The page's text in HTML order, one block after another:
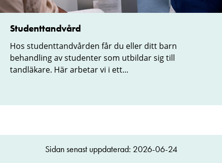
Studenttandvård
Hos studenttandvården får du eller ditt barn
behandling av studenter som utbildar sig till
tandläkare. Här arbetar vi i ett...
Sidan senast uppdaterad: 2026-06-24